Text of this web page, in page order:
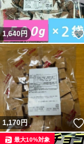
1,640円
1,170円
最大10%対象